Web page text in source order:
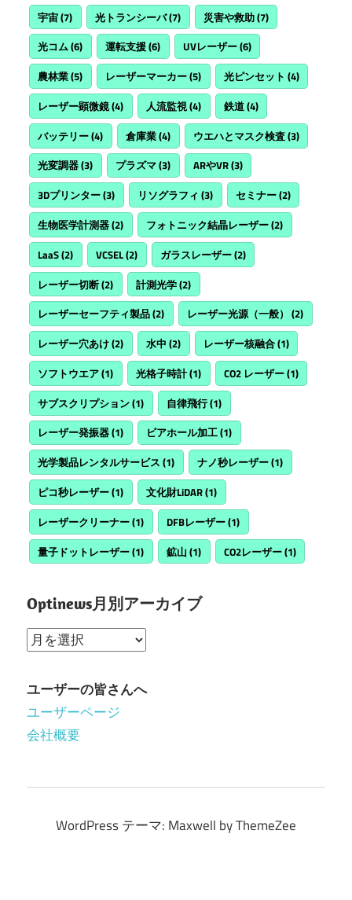
宇宙(7) 光トランシーバ(7) 災害や救助(7)
光コム(6) 運転支援(6) UVレーザー(6)
農林業(5) レーザーマーカー(5) 光ピンセット (4)
レーザー顕微鏡(4) 人流監視(4) 鉄道(4)
バッテリー(4) 倉庫業(4) ウエハとマスク検査(3)
光変調器(3) プラズマ(3) ARやVR(3)
3Dプリンター(3) リソグラフィ (3) セミナー(2)
生物医学計測器(2) フォトニック結晶レーザー(2)
LaaS(2) VCSEL(2) ガラスレーザー(2)
レーザー切断(2) 計測光学(2)
レーザーセーフティ製品(2) レーザー光源（一般） (2)
レーザー穴あけ(2) 水中 (2) レーザー核融合(1)
ソフトウエア(1) 光格子時計(1) CO2 レーザー(1)
サブスクリプション(1) 自律飛行(1)
レーザー発振器(1) ビアホール加工(1)
光学製品レンタルサービス (1) ナノ秒レーザー(1)
ピコ秒レーザー(1) 文化財LiDAR(1)
レーザークリーナー(1) DFBレーザー(1)
量子ドットレーザー(1) 鉱山 (1) CO2レーザー(1)
Optinews月別アーカイブ
Optinews
別
ア
ー
ユーザーの皆さんへ
ユーザーページ
会社概要
WordPress テーマ: Maxwell by ThemeZee